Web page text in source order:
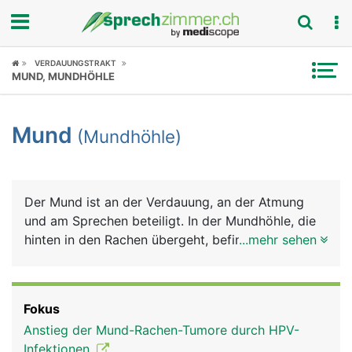
Fokus
Symptome
News
Rubriken
VERDAUUNGSTRAKT
MUND, MUNDHÖHLE
Mund (Mundhöhle)
Der Mund ist an der Verdauung, an der Atmung
und am Sprechen beteiligt. In der Mundhöhle, die
hinten in den Rachen übergeht, befinden sich die
Speicheldrüsen und Schleimzellen der
Mundschleimhaut ständig feucht gehalten. Den
...mehr sehen
Fokus
Anstieg der Mund-Rachen-Tumore durch HPV-
Infektionen